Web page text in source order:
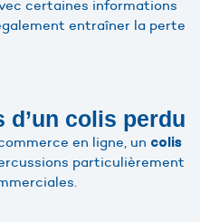
certaines informations
entraîner la perte
d’un colis perdu
en ligne, un colis
particulièrement